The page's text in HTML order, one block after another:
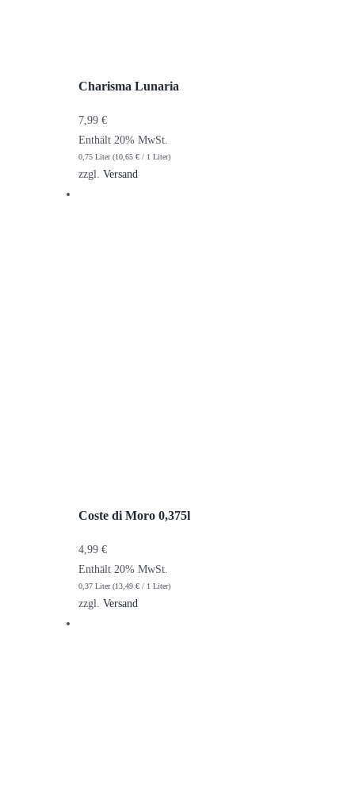
Charisma Lunaria
7,99€
Enthält 20% MwSt.
0,75 Liter (10,65€ / 1 Liter)
zzgl.Versand
Coste di Moro 0,375l
4,99€
Enthält 20% MwSt.
0,37 Liter (13,49€ / 1 Liter)
zzgl.Versand